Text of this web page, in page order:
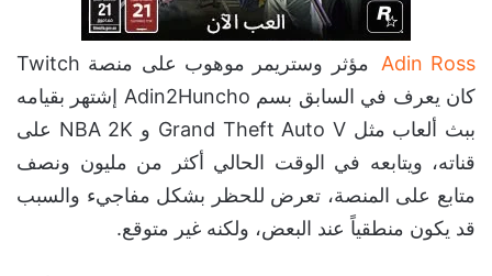
Adin Ross
مؤثر وستريمر موهوب على منصة Twitch
كان يعرف في السابق بسم Adin2Huncho إشتهر بقيامه
ببث ألعاب مثل Grand Theft Auto V و NBA 2K على
قناته، ويتابعه في الوقت الحالي أكثر من مليون ونصف
متابع على المنصة، تعرض للحظر بشكل مفاجيء والسبب
قد يكون منطقياً عند البعض، ولكنه غير متوقع.